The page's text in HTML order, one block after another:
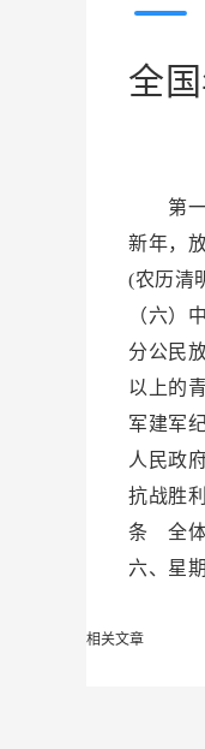
全
第一
新年，
(农历
（六
分公民
以上的
军建军
人民政
抗战胜
条 全体
六、星
相关文章